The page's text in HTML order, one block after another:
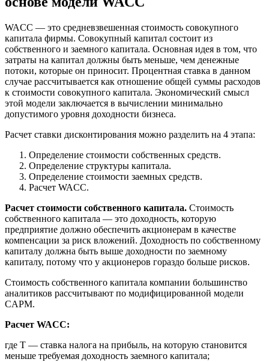
WACC — это средневзвешенная стоимость совокупного
капитала фирмы. Совокупный капитал состоит из
собственного и заемного капитала. Основная идея в том, что
затраты на капитал должны быть меньше, чем денежные
потоки, которые он приносит. Процентная ставка в данном
случае рассчитывается как отношение общей суммы расходов
к стоимости совокупного капитала. Экономический смысл
этой модели заключается в вычислении минимально
допустимого уровня доходности бизнеса.
Расчет ставки дисконтирования можно разделить на 4 этапа:
Определение стоимости собственных средств.
Определение структуры капитала.
Определение стоимости заемных средств.
Расчет WACC.
Расчет стоимости собственного капитала. Стоимость
собственного капитала — это доходность, которую
предприятие должно обеспечить акционерам в качестве
компенсации за риск вложений. Доходность по собственному
капиталу должна быть выше доходности по заемному
капиталу, потому что у акционеров гораздо больше рисков.
Стоимость собственного капитала компании большинство
аналитиков рассчитывают по модифицированной модели
CAPM.
Расчет WACC:
где T — ставка налога на прибыль, на которую становится
меньше требуемая доходность заемного капитала;